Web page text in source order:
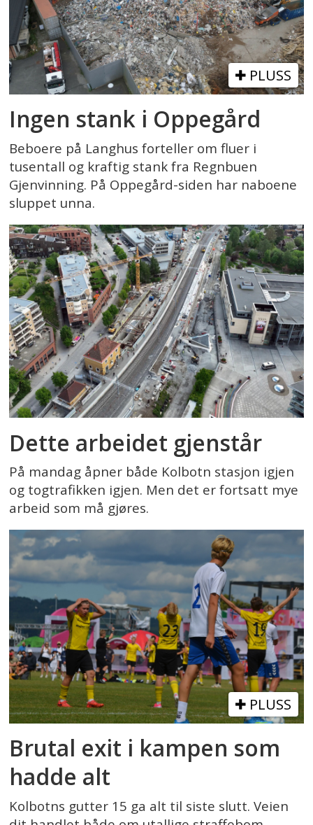
PLUSS
Ingen stank i Oppegård
Beboere på Langhus forteller om fluer i
tusentall og kraftig stank fra Regnbuen
Gjenvinning. På Oppegård-siden har naboene
sluppet unna.
Dette arbeidet gjenstår
På mandag åpner både Kolbotn stasjon igjen
og togtrafikken igjen. Men det er fortsatt mye
arbeid som må gjøres.
PLUSS
Brutal exit i kampen som
hadde alt
Kolbotns gutter 15 ga alt til siste slutt. Veien